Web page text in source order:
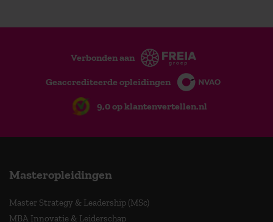
Verbonden aan
Geaccrediteerde opleidingen
9,0 op klantenvertellen.nl
Masteropleidingen
Master Strategy & Leadership (MSc)
MBA Innovatie & Leiderschap